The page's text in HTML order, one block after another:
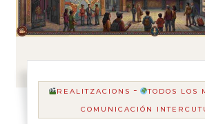
REALITZACIONS -
TODOS LOS
COMUNICACIÓN